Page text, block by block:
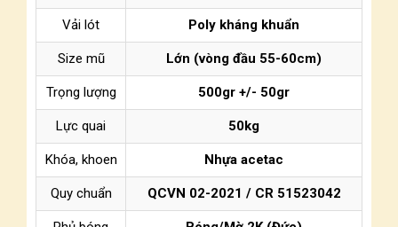
Vải lót Poly kháng khuẩn
Size mũ Lớn (vòng đầu 55-60cm)
Trọng lượng 500gr +/- 50gr
Lực quai 50kg
Khóa, khoen Nhựa acetac
Quy chuẩn QCVN 02-2021 / CR 51523042